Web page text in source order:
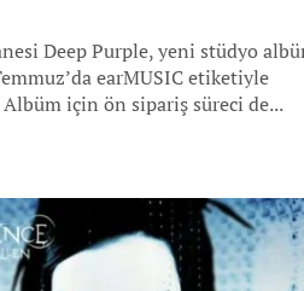
Deep Purple, yeni stüdyo
earMUSIC etiketiyle
Albüm için ön sipariş süreci de...